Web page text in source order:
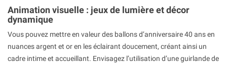
Animation visuelle : jeux de lumière et décor
dynamique
Vous pouvez mettre en valeur des ballons d’anniversaire 40 ans en
nuances argent et or en les éclairant doucement, créant ainsi un
cadre intime et accueillant. Envisagez l’utilisation d’une guirlande de